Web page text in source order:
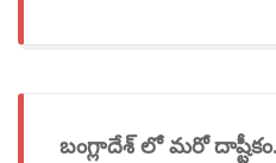
బంగ్లాదేశ్ లో మరో